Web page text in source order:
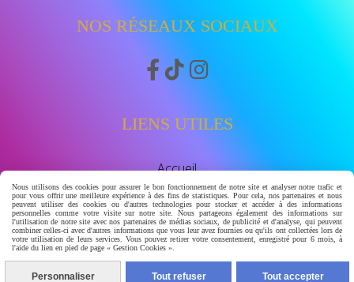
NOS RÉSEAUX SOCIAUX
  
LIENS UTILES
Accueil
Boutique
Avis clients
watssap 06.63.86.83.30
À PROPOS
Nous utilisons des cookies pour assurer le bon fonctionnement de notre site et analyser notre trafic et
pour vous offrir une meilleure expérience à des fins de statistiques. Pour cela, nos partenaires et nous
peuvent utiliser des cookies ou d'autres technologies pour stocker et accéder à des informations
personnelles comme votre visite sur notre site. Nous partageons également des informations sur
l'utilisation de notre site avec nos partenaires de médias sociaux, de publicité et d'analyse, qui peuvent
combiner celles-ci avec d'autres informations que vous leur avez fournies ou qu'ils ont collectées lors de
votre utilisation de leurs services. Vous pouvez retirer votre consentement, enregistré pour 6 mois, à
l'aide du lien en pied de page « Gestion Cookies ».
Personnaliser Tout refuser Tout accepter